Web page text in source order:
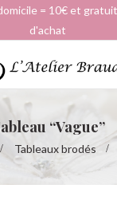
= 10€ et
d'achat
“Vague”
Tableaux brodés